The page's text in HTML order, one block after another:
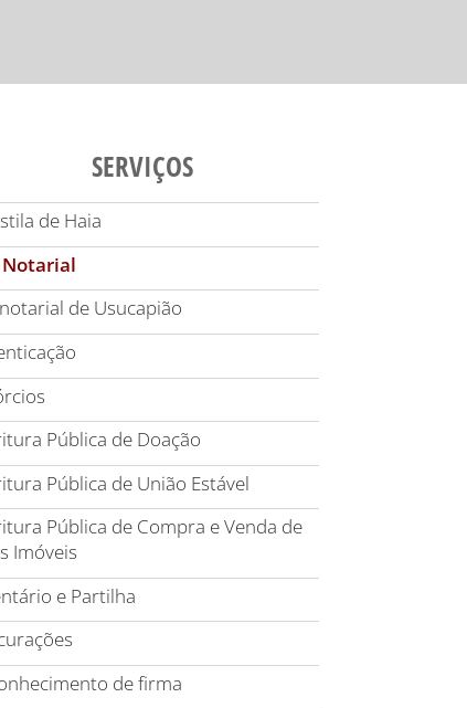
SERVIÇOS
de Haia
de Usucapião
Pública de Doação
Pública de União Estável
Pública de Compra e Venda de
Imóveis
e Partilha
de firma